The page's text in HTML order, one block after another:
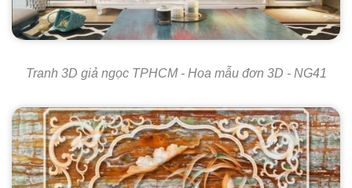
Tranh 3D giả ngọc TPHCM - Hoa mẫu đơn 3D - NG41